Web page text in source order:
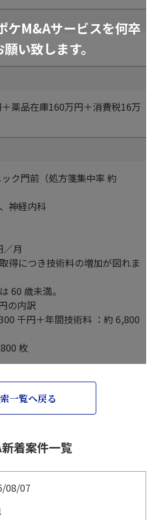
ケM&Aサービスを何卒
い致します。
薬品在庫160万円＋消費税16万
ク門前（処方箋集中率 約
神経内科
／月
得につき技術料の増加が図れま
60 歳未満。
の内訳
千円＋年間技術料 ：約 6,800
枚
一覧へ戻る
着案件一覧
08/07